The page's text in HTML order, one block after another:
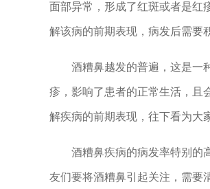
面部异常，形成了红斑或者是红
解该病的前期表现，病发后需要
酒糟鼻越发的普遍，这是一种
疹，影响了患者的正常生活，且
解疾病的前期表现，往下看为大
酒糟鼻疾病的病发率特别的高
友们要将酒糟鼻引起关注，需要